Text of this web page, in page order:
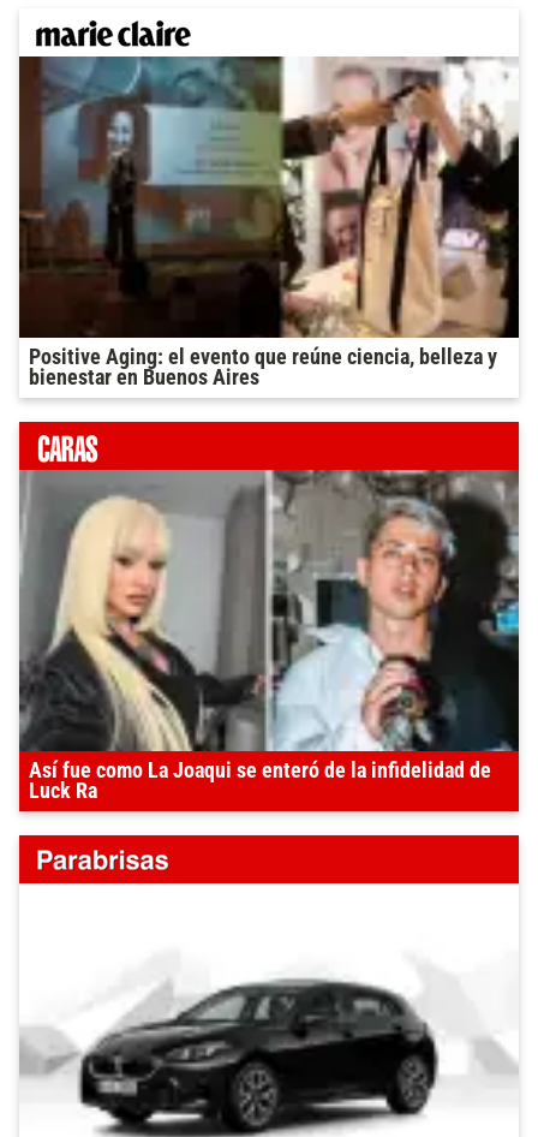
Positive Aging: el evento que reúne ciencia, belleza y
bienestar en Buenos Aires
Así fue como La Joaqui se enteró de la infidelidad de
Luck Ra